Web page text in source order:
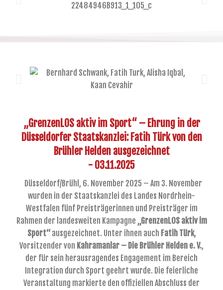
„GrenzenLOS aktiv im Sport“ – Ehrung in der
Düsseldorfer Staatskanzlei: Fatih Türk von den
Brühler Helden ausgezeichnet
- 03.11.2025
Düsseldorf/Brühl, 6. November 2025 – Am 3. November
wurden in der Staatskanzlei des Landes Nordrhein-
Westfalen fünf Preisträgerinnen und Preisträger im
Rahmen der landesweiten Kampagne „GrenzenLOS aktiv im
Sport“ausgezeichnet. Unter ihnen auch Fatih Türk,
Vorsitzender von Kahramanlar – Die Brühler Helden e. V.,
der für sein herausragendes Engagement im Bereich
Integration durch Sport geehrt wurde. Die feierliche
Veranstaltung markierte den offiziellen Abschluss der